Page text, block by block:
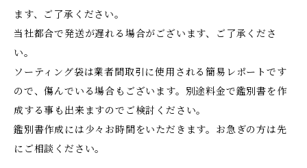
ます、ご了承ください。
当社都合で発送が遅れる場合がございます、ご了承くださ
い。
ソーティング袋は業者間取引に使用される簡易レポートです
ので、傷んでいる場合もございます。別途料金で鑑別書を作
成する事も出来ますのでご検討ください。
鑑別書作成には少々お時間をいただきます。お急ぎの方は先
にご相談ください。